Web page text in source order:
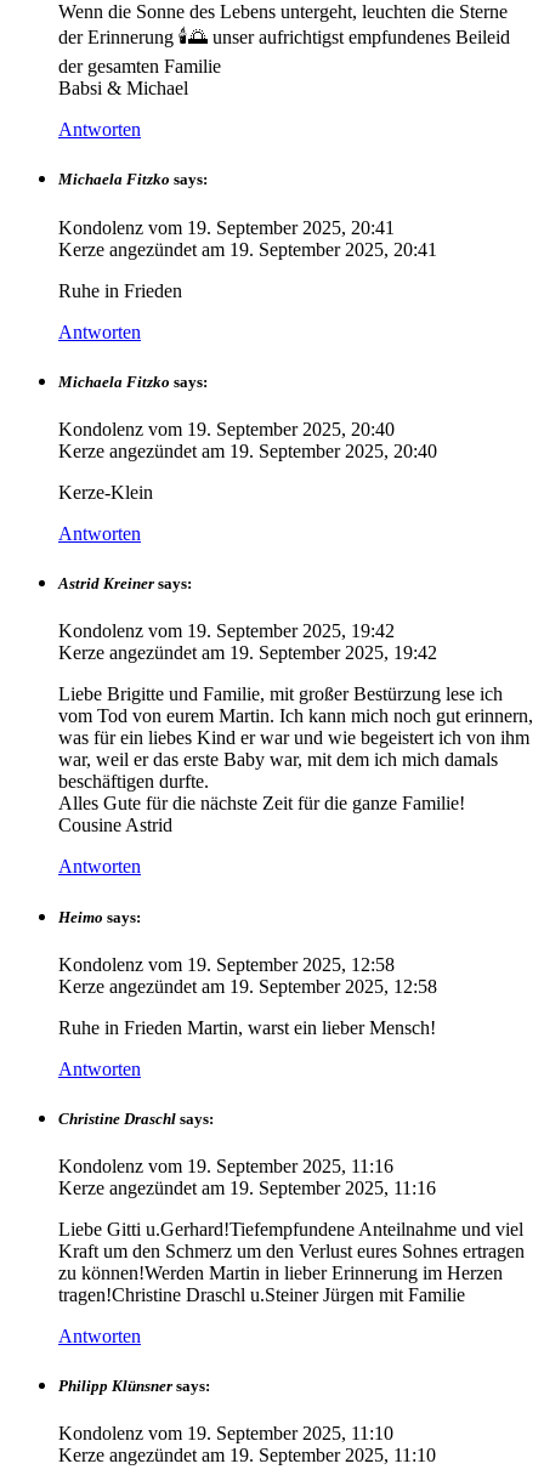
Wenn die Sonne des Lebens untergeht, leuchten die Sterne
der Erinnerung 🕯🌅 unser aufrichtigst empfundenes Beileid
der gesamten Familie
Babsi & Michael
Antworten
Michaela Fitzko says:
Kondolenz vom 19. September 2025, 20:41
Kerze angezündet am 19. September 2025, 20:41
Ruhe in Frieden
Antworten
Michaela Fitzko says:
Kondolenz vom 19. September 2025, 20:40
Kerze angezündet am 19. September 2025, 20:40
Kerze-Klein
Antworten
Astrid Kreiner says:
Kondolenz vom 19. September 2025, 19:42
Kerze angezündet am 19. September 2025, 19:42
Liebe Brigitte und Familie, mit großer Bestürzung lese ich
vom Tod von eurem Martin. Ich kann mich noch gut erinnern,
was für ein liebes Kind er war und wie begeistert ich von ihm
war, weil er das erste Baby war, mit dem ich mich damals
beschäftigen durfte.
Alles Gute für die nächste Zeit für die ganze Familie!
Cousine Astrid
Antworten
Heimo says:
Kondolenz vom 19. September 2025, 12:58
Kerze angezündet am 19. September 2025, 12:58
Ruhe in Frieden Martin, warst ein lieber Mensch!
Antworten
Christine Draschl says:
Kondolenz vom 19. September 2025, 11:16
Kerze angezündet am 19. September 2025, 11:16
Liebe Gitti u.Gerhard!Tiefempfundene Anteilnahme und viel
Kraft um den Schmerz um den Verlust eures Sohnes ertragen
zu können!Werden Martin in lieber Erinnerung im Herzen
tragen!Christine Draschl u.Steiner Jürgen mit Familie
Antworten
Philipp Klünsner says:
Kondolenz vom 19. September 2025, 11:10
Kerze angezündet am 19. September 2025, 11:10